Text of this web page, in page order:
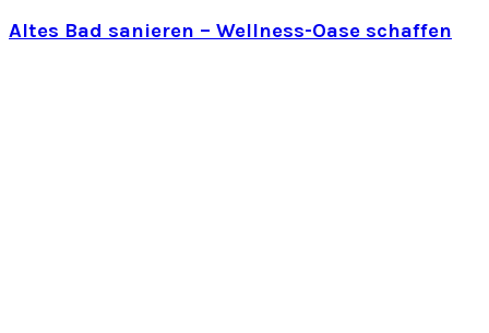
Altes Bad sanieren – Wellness-Oase schaffen